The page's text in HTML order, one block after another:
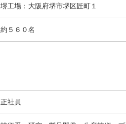
堺工場：大阪府堺市堺区匠町１
約５６０名
正社員